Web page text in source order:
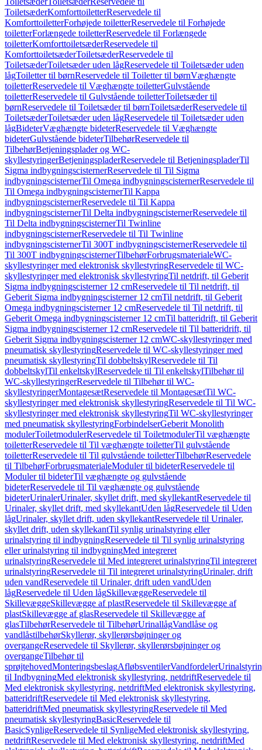
ToiletsæderKomforttoiletterReservedele til
KomforttoiletterForhøjede toiletterReservedele til Forhøjede
toiletterForlængede toiletterReservedele til Forlængede
toiletterKomforttoiletsæderReservedele til
KomforttoiletsæderToiletsæderReservedele til
ToiletsæderToiletsæder uden lågReservedele til Toiletsæder uden
lågToiletter til børnReservedele til Toiletter til børnVæghængte
toiletterReservedele til Væghængte toiletterGulvstående
toiletterReservedele til Gulvstående toiletterToiletsæder til
børnReservedele til Toiletsæder til børnToiletsæderReservedele til
ToiletsæderToiletsæder uden lågReservedele til Toiletsæder uden
lågBideterVæghængte bideterReservedele til Væghængte
bideterGulvstående bideterTilbehørReservedele til
TilbehørBetjeningsplader og WC-
skyllestyringerBetjeningspladerReservedele til BetjeningspladerTil
Sigma indbygningscisternerReservedele til Til Sigma
indbygningscisternerTil Omega indbygningscisternerReservedele til
Til Omega indbygningscisternerTil Kappa
indbygningscisternerReservedele til Til Kappa
indbygningscisternerTil Delta indbygningscisternerReservedele til
Til Delta indbygningscisternerTil Twinline
indbygningscisternerReservedele til Til Twinline
indbygningscisternerTil 300T indbygningscisternerReservedele til
Til 300T indbygningscisternerTilbehørForbrugsmaterialeWC-
skyllestyringer med elektronisk skyllestyringReservedele til WC-
skyllestyringer med elektronisk skyllestyringTil netdrift, til Geberit
Sigma indbygningscisterner 12 cmReservedele til Til netdrift, til
Geberit Sigma indbygningscisterner 12 cmTil netdrift, til Geberit
Omega indbygningscisterner 12 cmReservedele til Til netdrift, til
Geberit Omega indbygningscisterner 12 cmTil batteridrift, til Geberit
Sigma indbygningscisterner 12 cmReservedele til Til batteridrift, til
Geberit Sigma indbygningscisterner 12 cmWC-skyllestyringer med
pneumatisk skyllestyringReservedele til WC-skyllestyringer med
pneumatisk skyllestyringTil dobbeltskylReservedele til Til
dobbeltskylTil enkeltskylReservedele til Til enkeltskylTilbehør til
WC-skyllestyringerReservedele til Tilbehør til WC-
skyllestyringerMontagesætReservedele til MontagesætTil WC-
skyllestyringer med elektronisk skyllestyringReservedele til Til WC-
skyllestyringer med elektronisk skyllestyringTil WC-skyllestyringer
med pneumatisk skyllestyringForbindelserGeberit Monolith
modulerToiletmodulerReservedele til ToiletmodulerTil væghængte
toiletterReservedele til Til væghængte toiletterTil gulvstående
toiletterReservedele til Til gulvstående toiletterTilbehørReservedele
til TilbehørForbrugsmaterialeModuler til bideterReservedele til
Moduler til bideterTil væghængte og gulvstående
bideterReservedele til Til væghængte og gulvstående
bideterUrinalerUrinaler, skyllet drift, med skyllekantReservedele til
Urinaler, skyllet drift, med skyllekantUden lågReservedele til Uden
lågUrinaler, skyllet drift, uden skyllekantReservedele til Urinaler,
skyllet drift, uden skyllekantTil synlig urinalstyring eller
urinalstyring til indbygningReservedele til Til synlig urinalstyring
eller urinalstyring til indbygningMed integreret
urinalstyringReservedele til Med integreret urinalstyringTil integreret
urinalstyringReservedele til Til integreret urinalstyringUrinaler, drift
uden vandReservedele til Urinaler, drift uden vandUden
lågReservedele til Uden lågSkillevæggeReservedele til
SkillevæggeSkillevægge af plastReservedele til Skillevægge af
plastSkillevægge af glasReservedele til Skillevægge af
glasTilbehørReservedele til TilbehørUrinallågVandlåse og
vandlåstilbehørSkyllerør, skyllerørsbøjninger og
overgangeReservedele til Skyllerør, skyllerørsbøjninger og
overgangeTilbehør til
sprøjtehovedMonteringsbeslagAfløbsventilerVandfordeler
til IndbygningMed elektronisk skyllestyring, netdriftReservedele til
Med elektronisk skyllestyring, netdriftMed elektronisk skyllestyring,
batteridriftReservedele til Med elektronisk skyllestyring,
batteridriftMed pneumatisk skyllestyringReservedele til Med
pneumatisk skyllestyringBasicReservedele til
BasicSynligeReservedele til SynligeMed elektronisk skyllestyring,
netdriftReservedele til Med elektronisk skyllestyring, netdriftMed